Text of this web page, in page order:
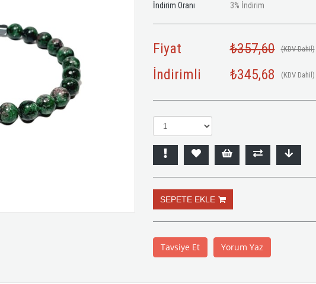
İndirim Oranı
%
3 İndirim
Fiyat ₺357,60 (KDV Dahil)
İndirimli ₺345,68 (KDV Dahil)
Tavsiye Et Yorum Yaz